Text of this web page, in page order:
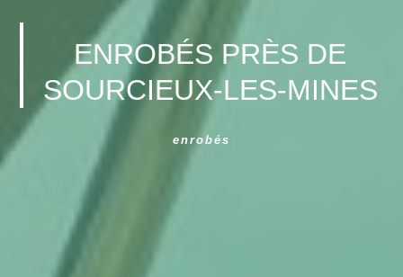
ENROBÉS PRÈS DE
SOURCIEUX-LES-MINES
enrobés